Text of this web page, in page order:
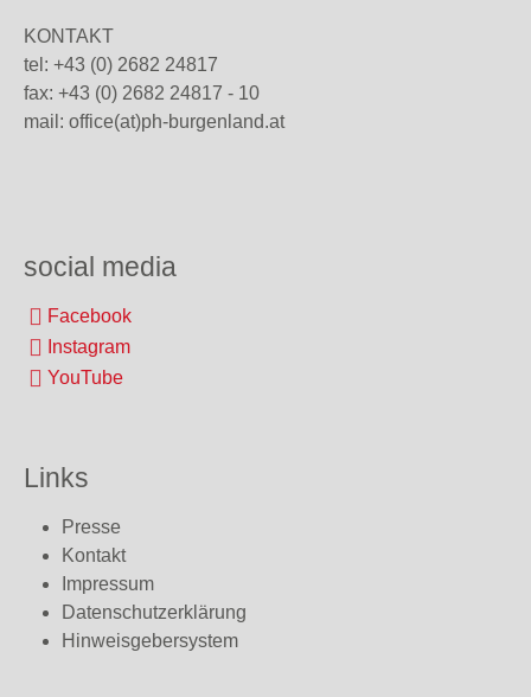
KONTAKT
tel: +43 (0) 2682 24817
fax: +43 (0) 2682 24817 - 10
mail: office(at)ph-burgenland.at
social media
Facebook
Instagram
YouTube
Links
Presse
Kontakt
Impressum
Datenschutzerklärung
Hinweisgebersystem